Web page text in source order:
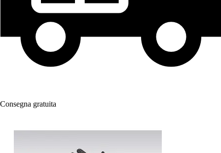
Consegna gratuita